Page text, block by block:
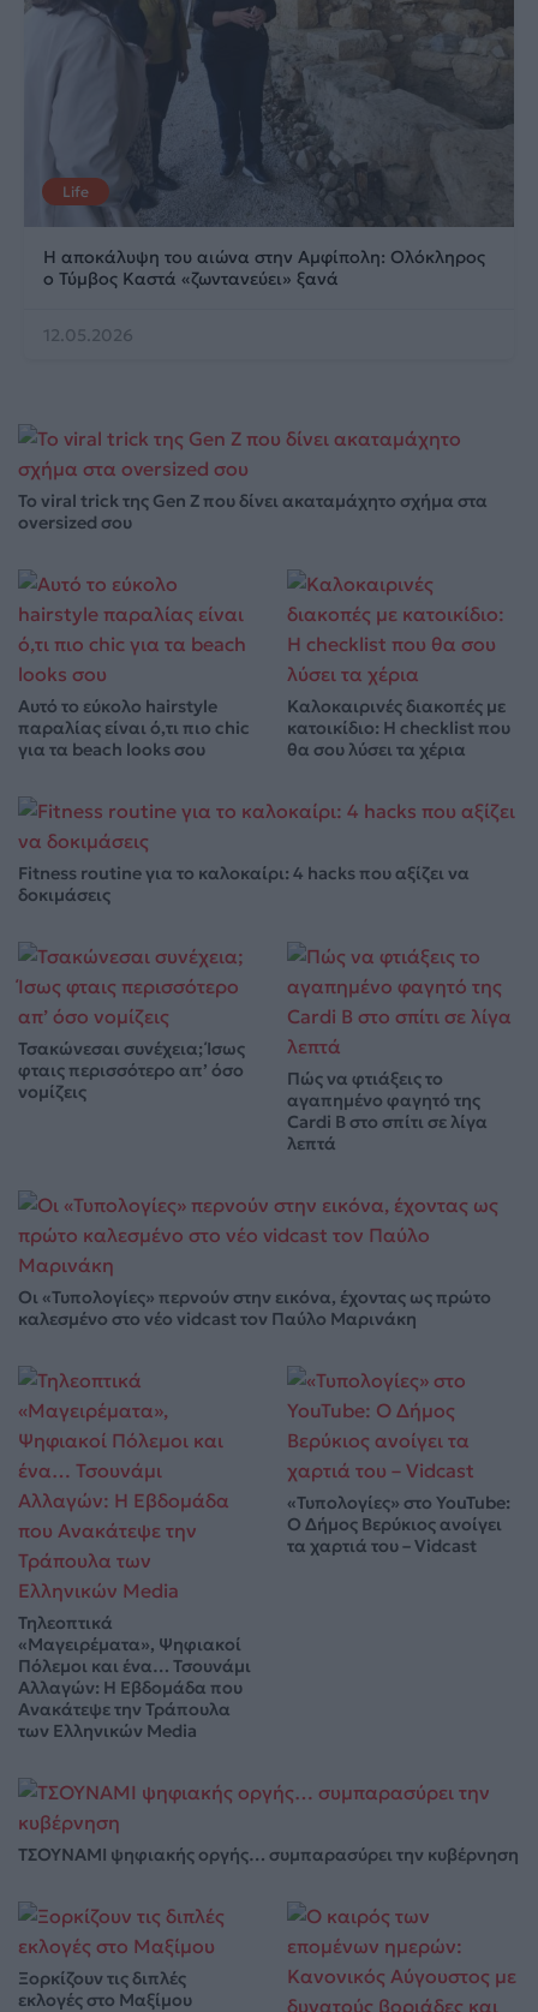
Life
Η αποκάλυψη του αιώνα στην Αμφίπολη: Ολόκληρος
ο Τύμβος Καστά «ζωντανεύει» ξανά
12.05.2026
Το viral trick της Gen Z που δίνει ακαταμάχητο σχήμα στα
oversized σου
Αυτό το εύκολο hairstyle
παραλίας είναι ό,τι πιο chic
για τα beach looks σου
Καλοκαιρινές διακοπές με
κατοικίδιο: Η checklist που
θα σου λύσει τα χέρια
Fitness routine για το καλοκαίρι: 4 hacks που αξίζει να
δοκιμάσεις
Τσακώνεσαι συνέχεια; Ίσως
φταις περισσότερο απ’ όσο
νομίζεις
Πώς να φτιάξεις το
αγαπημένο φαγητό της
Cardi B στο σπίτι σε λίγα
λεπτά
Οι «Τυπολογίες» περνούν στην εικόνα, έχοντας ως πρώτο
καλεσμένο στο νέο vidcast τον Παύλο Μαρινάκη
Τηλεοπτικά
«Μαγειρέματα», Ψηφιακοί
Πόλεμοι και ένα… Τσουνάμι
Αλλαγών: Η Εβδομάδα που
Ανακάτεψε την Τράπουλα
των Ελληνικών Media
«Τυπολογίες» στο YouTube:
Ο Δήμος Βερύκιος ανοίγει
τα χαρτιά του – Vidcast
ΤΣΟΥΝΑΜΙ ψηφιακής οργής… συμπαρασύρει την κυβέρνηση
Ξορκίζουν τις διπλές
εκλογές στο Μαξίμου